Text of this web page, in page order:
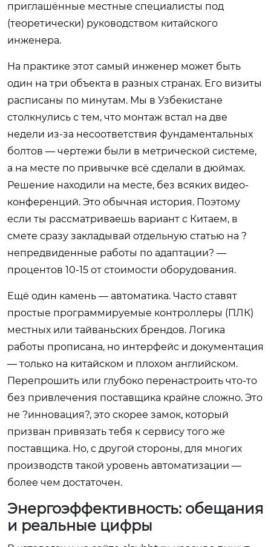
приглашённые местные специалисты под
(теоретически) руководством китайского
инженера.
На практике этот самый инженер может быть
один на три объекта в разных странах. Его визиты
расписаны по минутам. Мы в Узбекистане
столкнулись с тем, что монтаж встал на две
недели из-за несоответствия фундаментальных
болтов — чертежи были в метрической системе,
а на месте по привычке всё сделали в дюймах.
Решение находили на месте, без всяких видео-
конференций. Это обычная история. Поэтому
если ты рассматриваешь вариант с Китаем, в
смете сразу закладывай отдельную статью на ?
непредвиденные работы по адаптации? —
процентов 10-15 от стоимости оборудования.
Ещё один камень — автоматика. Часто ставят
простые программируемые контроллеры (ПЛК)
местных или тайваньских брендов. Логика
работы прописана, но интерфейс и документация
— только на китайском и плохом английском.
Перепрошить или глубоко перенастроить что-то
без привлечения поставщика крайне сложно. Это
не ?инновация?, это скорее замок, который
призван привязать тебя к сервису того же
поставщика. Но, с другой стороны, для многих
производств такой уровень автоматизации —
более чем достаточен.
Энергоэффективность: обещания
и реальные цифры